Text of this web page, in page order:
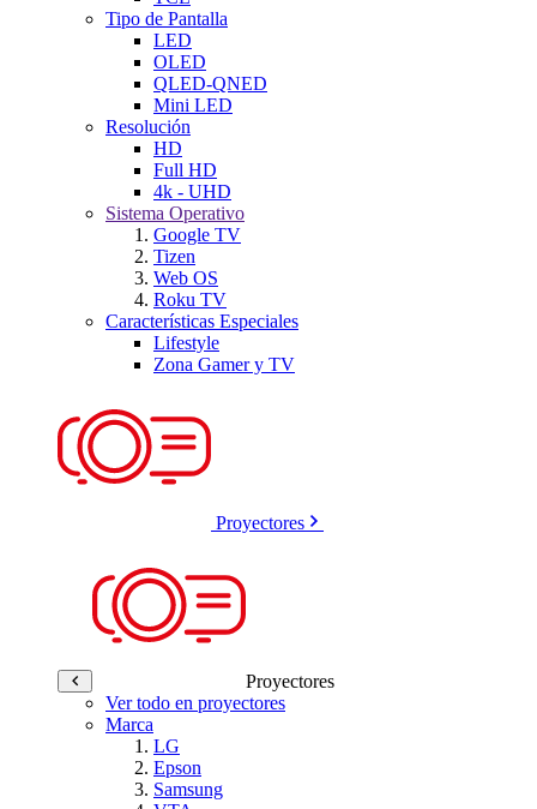
Tipo de Pantalla
LED
OLED
QLED-QNED
Mini LED
Resolución
HD
Full HD
4k - UHD
Sistema Operativo
Google TV
Tizen
Web OS
Roku TV
Características Especiales
Lifestyle
Zona Gamer y TV
Proyectores
Proyectores
Ver todo en proyectores
Marca
LG
Epson
Samsung